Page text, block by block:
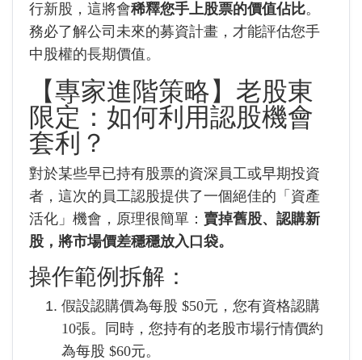
行新股，這將會稀釋您手上股票的價值佔比。
務必了解公司未來的募資計畫，才能評估您手
中股權的長期價值。
【專家進階策略】老股東
限定：如何利用認股機會
套利？
對於某些早已持有股票的資深員工或早期投資
者，這次的員工認股提供了一個絕佳的「資產
活化」機會，原理很簡單： 賣掉舊股、認購新
股，將市場價差穩穩放入口袋。
操作範例拆解：
假設認購價為每股 $50元，您有資格認購
10張。同時，您持有的老股市場行情價約
為每股 $60元。